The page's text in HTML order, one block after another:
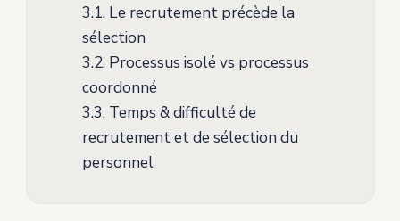
3.1.Le recrutement précède la
sélection
3.2.Processus isolé vs processus
coordonné
3.3.Temps & difficulté de
recrutement et de sélection du
personnel